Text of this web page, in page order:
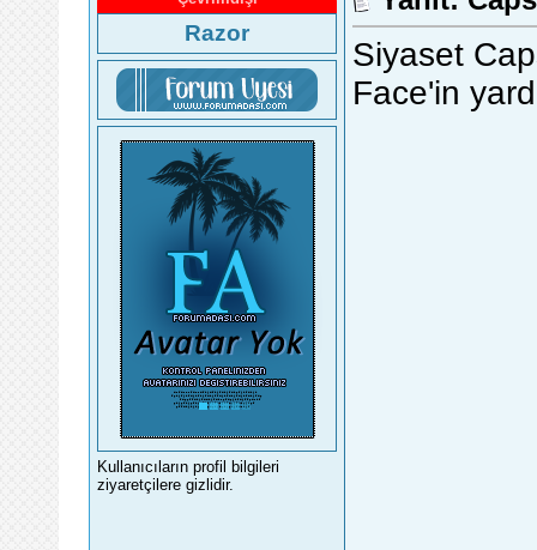
Razor
Kullanıcıların profil bilgileri
ziyaretçilere gizlidir.
Siyaset
Face'in